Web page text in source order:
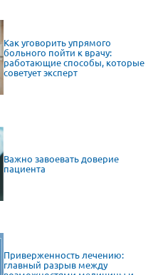
Как уговорить упрямого
больного пойти к врачу:
работающие способы, которые
советует эксперт
Важно завоевать доверие
пациента
Приверженность лечению:
главный разрыв между